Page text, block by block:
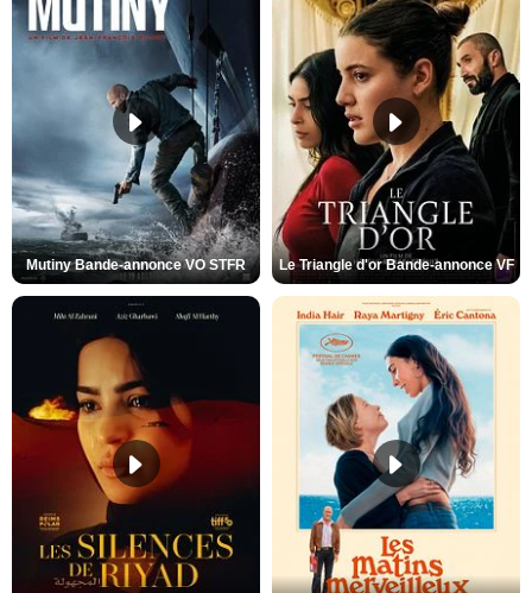
Mutiny Bande-annonce VO STFR Le Triangle d'or Bande-annonce VF